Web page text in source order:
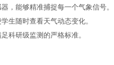
，能够精准捕捉每一个气象信号。
生随时查看天气动态变化。
科研级监测的严格标准。